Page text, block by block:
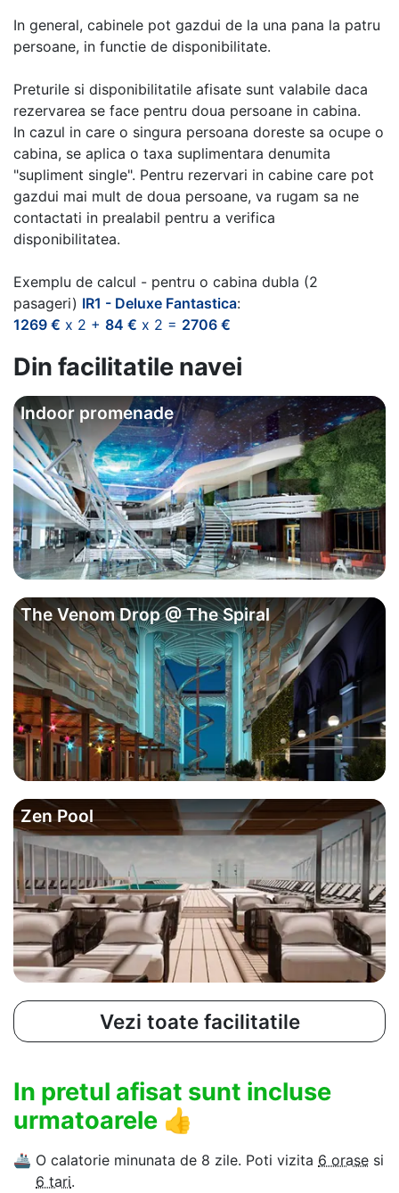
In general, cabinele pot gazdui de la una pana la patru
persoane, in functie de disponibilitate.
Preturile si disponibilitatile afisate sunt valabile daca
rezervarea se face pentru doua persoane in cabina.
In cazul in care o singura persoana doreste sa ocupe o
cabina, se aplica o taxa suplimentara denumita
"supliment single". Pentru rezervari in cabine care pot
gazdui mai mult de doua persoane, va rugam sa ne
contactati in prealabil pentru a verifica
disponibilitatea.
Exemplu de calcul - pentru o cabina dubla (2
pasageri) IR1 - Deluxe Fantastica:
1269 € x 2 + 84 € x 2 = 2706 €
Din facilitatile navei
Indoor promenade
The Venom Drop @ The Spiral
Zen Pool
Vezi toate facilitatile
In pretul afisat sunt incluse
urmatoarele 👍
🚢 O calatorie minunata de 8 zile. Poti vizita 6 orase si
6 tari.